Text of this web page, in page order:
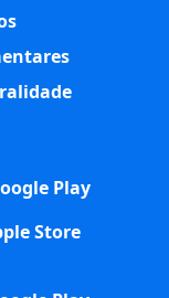
Play
Store